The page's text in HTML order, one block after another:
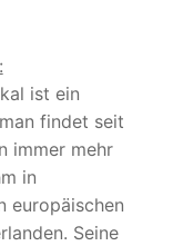
ist ein
findet seit
immer mehr
in
europäischen
Seine